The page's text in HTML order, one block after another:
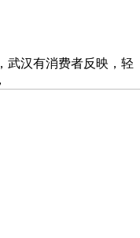
汉有消费者反映，轻